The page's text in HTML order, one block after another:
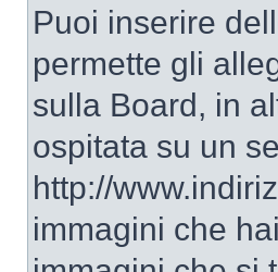
Puoi inserire
permette gli
sulla Board, in
ospitata su un
http://
immagini che